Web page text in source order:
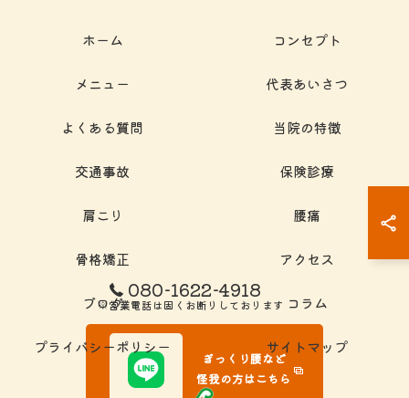
080-1622-4918
※営業電話は固くお断りしております
ぎっくり腰など
怪我の方はこちら
ホーム コンセプト
メニュー 代表あいさつ
よくある質問 当院の特徴
交通事故 保険診療
肩こり 腰痛
骨格矯正 アクセス
ブログ コラム
プライバシーポリシー サイトマップ